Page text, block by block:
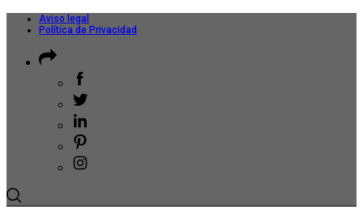
Aviso legal
Política de Privacidad